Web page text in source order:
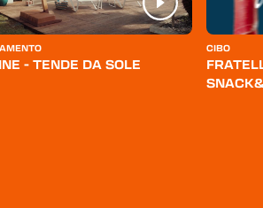
- TENDE DA SOLE
CIBO